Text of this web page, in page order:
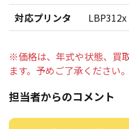
対応プリンタ
※価格は、年式や状態、買
ます。予めご了承ください。
担当者からのコメント